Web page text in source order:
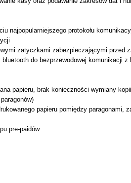
najpopularniejszego protokołu
zatyczkami zabezpieczającymi przed
do bezprzewodowej komunikacji z
papieru, brak konieczności wymiany
papieru pomiędzy
pre-paidów